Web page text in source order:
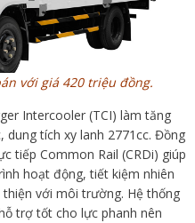
với giá 420 triệu đồng.
Intercooler (TCI) làm tăng
tích xy lanh 2771cc. Đồng
tiếp Common Rail (CRDi) giúp
hoạt động, tiết kiệm nhiên
với môi trường. Hệ thống
trợ tốt cho lực phanh nên